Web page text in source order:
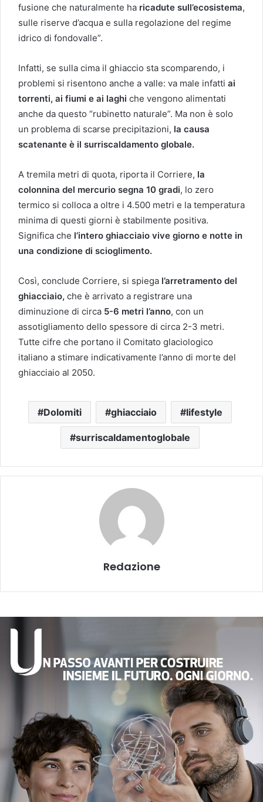
fusione che naturalmente ha ricadute sull’ecosistema,
sulle riserve d’acqua e sulla regolazione del regime
idrico di fondovalle”.
Infatti, se sulla cima il ghiaccio sta scomparendo, i
problemi si risentono anche a valle: va male infatti ai
torrenti, ai fiumi e ai laghi che vengono alimentati
anche da questo “rubinetto naturale”. Ma non è solo
un problema di scarse precipitazioni, la causa
scatenante è il surriscaldamento globale.
A tremila metri di quota, riporta il Corriere, la
colonnina del mercurio segna 10 gradi, lo zero
termico si colloca a oltre i 4.500 metri e la temperatura
minima di questi giorni è stabilmente positiva.
Significa che l’intero ghiacciaio vive giorno e notte in
una condizione di scioglimento.
Così, conclude Corriere, si spiega l’arretramento del
ghiacciaio, che è arrivato a registrare una
diminuzione di circa 5-6 metri l’anno, con un
assotigliamento dello spessore di circa 2-3 metri.
Tutte cifre che portano il Comitato glaciologico
italiano a stimare indicativamente l’anno di morte del
ghiacciaio al 2050.
Dolomiti ghiacciaio lifestyle
surriscaldamentoglobale
Redazione